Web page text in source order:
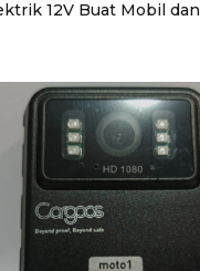
12V Buat Mobil